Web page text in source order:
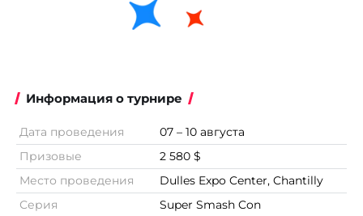
Информация о турнире
Дата проведения
07 – 10 августа
Призовые
2 580 $
Место проведения
Dulles Expo Center, Chantilly
Серия
Super Smash Con